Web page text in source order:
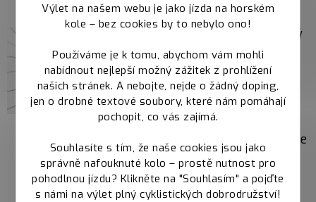
Výlet na našem webu je jako jízda na horském
kole – bez cookies by to nebylo ono!
Používáme je k tomu, abychom vám mohli
nabídnout nejlepší možný zážitek z prohlížení
našich stránek. A nebojte, nejde o žádný doping,
jen o drobné textové soubory, které nám pomáhají
pochopit, co vás zajímá.
Souhlasíte s tím, že naše cookies jsou jako
správně nafouknuté kolo – prostě nutnost pro
pohodlnou jízdu? Klikněte na "Souhlasím" a pojďte
s námi na výlet plný cyklistických dobrodružství!
Shimano MT200 ti
dávají efektivní brzdný
výkon, na který se
můžeš spolehnout v
každé situaci.
Jednoduchá údržba ti
ušetří čas i starosti.
Prostě fungují – a to je
přesně to, co od brzd
chceš.